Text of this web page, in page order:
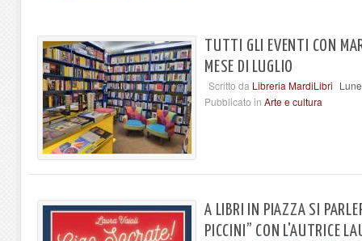
TUTTI GLI EVENTI CON
MESE DI LUGLIO
Scritto da Libreria MardiLibri
Pubblicato in Arte e cultura
A LIBRI IN PIAZZA SI
PICCINI” CON L'AUTRICE